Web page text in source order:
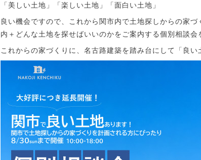
「美しい土地」「楽しい土地」「面白い土地」
良い機会ですので、これから関市内で土地探しからの家
内＋どんな土地を探せばいいのかをご案内する個別相談会
これからの家づくりに、名古路建築を踏み台にして「良い